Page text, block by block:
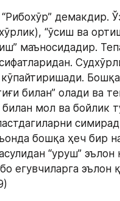
“Рибохўр” демакдир.
“ўсиш ва
маъносидадир.
кўпайтиришади.
билан” олади ва
мол ва бойлик
бошқа ҳеч бир
“уруш” эълон
егувчиларга эълон